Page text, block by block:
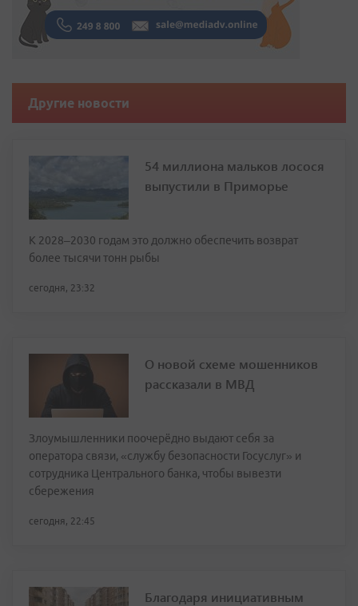
Другие новости
54 миллиона мальков лосося
выпустили в Приморье
К 2028–2030 годам это должно обеспечить возврат
более тысячи тонн рыбы
сегодня, 23:32
О новой схеме мошенников
рассказали в МВД
Злоумышленники поочерёдно выдают себя за
оператора связи, «службу безопасности Госуслуг» и
сотрудника Центрального банка, чтобы вывезти
сбережения
сегодня, 22:45
Благодаря инициативным